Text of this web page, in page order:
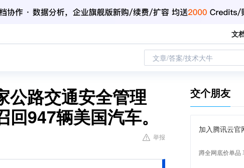
文
文章/答案/技术大牛
公路交通安全管理
947辆美国汽车。
举报
交个朋友
加入腾讯云官
蹲全网底价单品